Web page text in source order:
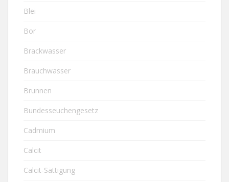
Blei
Bor
Brackwasser
Brauchwasser
Brunnen
Bundesseuchengesetz
Cadmium
Calcit
Calcit-Sättigung